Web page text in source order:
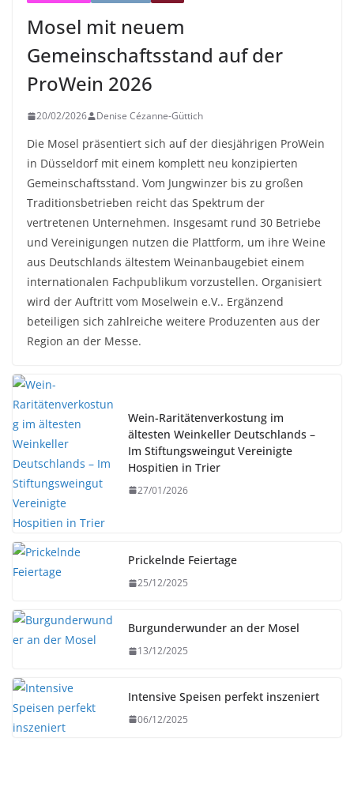
Mosel mit neuem
Gemeinschaftsstand auf der
ProWein 2026
20/02/2026 Denise Cézanne-Güttich
Die Mosel präsentiert sich auf der diesjährigen ProWein
in Düsseldorf mit einem komplett neu konzipierten
Gemeinschaftsstand. Vom Jungwinzer bis zu großen
Traditionsbetrieben reicht das Spektrum der
vertretenen Unternehmen. Insgesamt rund 30 Betriebe
und Vereinigungen nutzen die Plattform, um ihre Weine
aus Deutschlands ältestem Weinanbaugebiet einem
internationalen Fachpublikum vorzustellen. Organisiert
wird der Auftritt vom Moselwein e.V.. Ergänzend
beteiligen sich zahlreiche weitere Produzenten aus der
Region an der Messe.
Wein-Raritätenverkostung im
ältesten Weinkeller Deutschlands –
Im Stiftungsweingut Vereinigte
Hospitien in Trier
27/01/2026
Prickelnde Feiertage
25/12/2025
Burgunderwunder an der Mosel
13/12/2025
Intensive Speisen perfekt inszeniert
06/12/2025